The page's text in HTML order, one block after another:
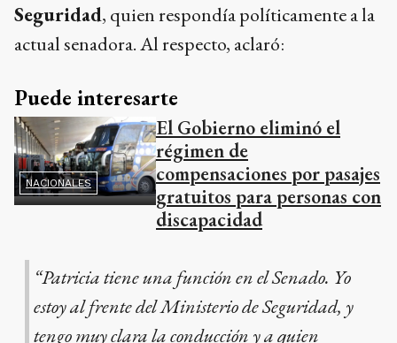
Seguridad, quien respondía políticamente a la
actual senadora. Al respecto, aclaró:
Puede interesarte
NACIONALES
El Gobierno eliminó el
régimen de
compensaciones por pasajes
gratuitos para personas con
discapacidad
“Patricia tiene una función en el Senado. Yo
estoy al frente del Ministerio de Seguridad, y
tengo muy clara la conducción y a quien